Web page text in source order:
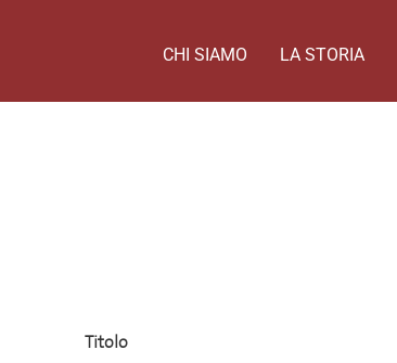
CHI SIAMO LA STORIA
Titolo